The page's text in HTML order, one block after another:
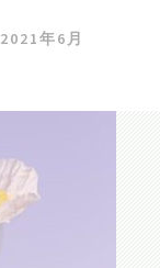
2021年6月